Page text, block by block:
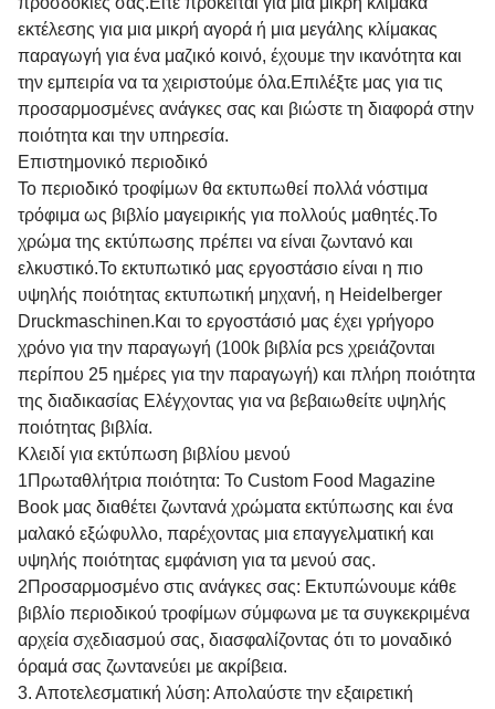
εκτέλεσης για μια μικρή αγορά ή μια μεγάλης κλίμακας
παραγωγή για ένα μαζικό κοινό, έχουμε την ικανότητα και
την εμπειρία να τα χειριστούμε όλα.Επιλέξτε μας για τις
προσαρμοσμένες ανάγκες σας και βιώστε τη διαφορά στην
ποιότητα και την υπηρεσία.
Επιστημονικό περιοδικό
Το περιοδικό τροφίμων θα εκτυπωθεί πολλά νόστιμα
τρόφιμα ως βιβλίο μαγειρικής για πολλούς μαθητές.Το
χρώμα της εκτύπωσης πρέπει να είναι ζωντανό και
ελκυστικό.Το εκτυπωτικό μας εργοστάσιο είναι η πιο
υψηλής ποιότητας εκτυπωτική μηχανή, η Heidelberger
Druckmaschinen.Και το εργοστάσιό μας έχει γρήγορο
χρόνο για την παραγωγή (100k βιβλία pcs χρειάζονται
περίπου 25 ημέρες για την παραγωγή) και πλήρη ποιότητα
της διαδικασίας Ελέγχοντας για να βεβαιωθείτε υψηλής
ποιότητας βιβλία.
Κλειδί για εκτύπωση βιβλίου μενού
1Πρωταθλήτρια ποιότητα: Το Custom Food Magazine
Book μας διαθέτει ζωντανά χρώματα εκτύπωσης και ένα
μαλακό εξώφυλλο, παρέχοντας μια επαγγελματική και
υψηλής ποιότητας εμφάνιση για τα μενού σας.
2Προσαρμοσμένο στις ανάγκες σας: Εκτυπώνουμε κάθε
βιβλίο περιοδικού τροφίμων σύμφωνα με τα συγκεκριμένα
αρχεία σχεδιασμού σας, διασφαλίζοντας ότι το μοναδικό
όραμά σας ζωντανεύει με ακρίβεια.
3. Αποτελεσματική λύση: Απολαύστε την εξαιρετική